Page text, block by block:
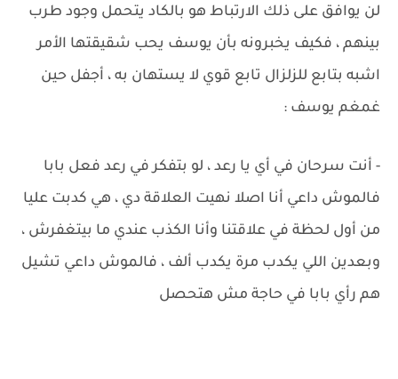
لن يوافق على ذلك الارتباط هو بالكاد يتحمل وجود طرب
بينهم ، فكيف يخبرونه بأن يوسف يحب شقيقتها الأمر
اشبه بتابع للزلزال تابع قوي لا يستهان به ، أجفل حين
غمغم يوسف :
- أنت سرحان في أي يا رعد ، لو بتفكر في رعد فعل بابا
فالموش داعي أنا اصلا نهيت العلاقة دي ، هي كدبت عليا
من أول لحظة في علاقتنا وأنا الكذب عندي ما بيتغفرش ،
وبعدين اللي يكدب مرة يكدب ألف ، فالموش داعي تشيل
هم رأي بابا في حاجة مش هتحصل